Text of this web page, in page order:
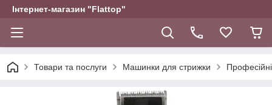
Інтернет-магазин "Flattop"
Товари та послуги Машинки для стрижки